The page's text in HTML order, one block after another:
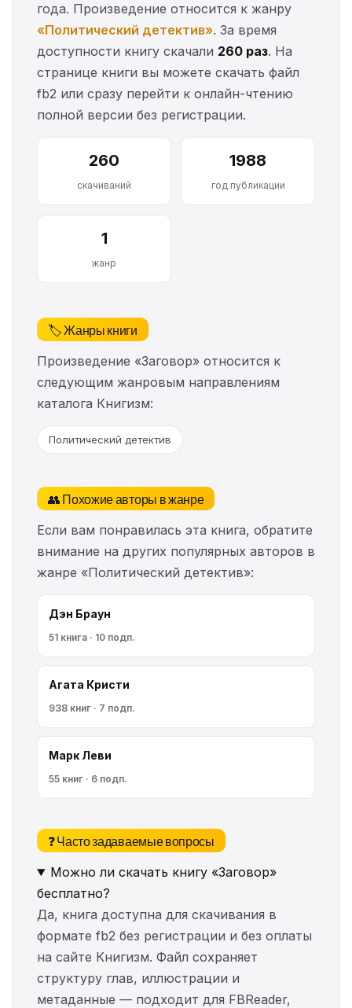
года. Произведение относится к жанру
«Политический детектив». За время
доступности книгу скачали 260 раз. На
странице книги вы можете скачать файл
fb2 или сразу перейти к онлайн-чтению
полной версии без регистрации.
260
скачиваний
1988
год публикации
1
жанр
🏷️ Жанры книги
Произведение «Заговор» относится к
следующим жанровым направлениям
каталога Книгизм:
Политический детектив
👥 Похожие авторы в жанре
Если вам понравилась эта книга, обратите
внимание на других популярных авторов в
жанре «Политический детектив»:
Дэн Браун
51 книга · 10 подп.
Агата Кристи
938 книг · 7 подп.
Марк Леви
55 книг · 6 подп.
❓ Часто задаваемые вопросы
Можно ли скачать книгу «Заговор»
бесплатно?
Да, книга доступна для скачивания в
формате fb2 без регистрации и без оплаты
на сайте Книгизм. Файл сохраняет
структуру глав, иллюстрации и
метаданные — подходит для FBReader,